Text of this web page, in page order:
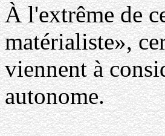
À l'extrême de
matérialiste»,
viennent à
autonome.